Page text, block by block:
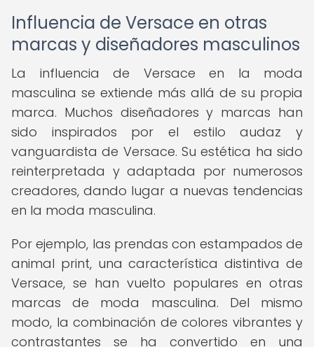
Influencia de Versace en otras
marcas y diseñadores masculinos
La influencia de Versace en la moda
masculina se extiende más allá de su propia
marca. Muchos diseñadores y marcas han
sido inspirados por el estilo audaz y
vanguardista de Versace. Su estética ha sido
reinterpretada y adaptada por numerosos
creadores, dando lugar a nuevas tendencias
en la moda masculina.
Por ejemplo, las prendas con estampados de
animal print, una característica distintiva de
Versace, se han vuelto populares en otras
marcas de moda masculina. Del mismo
modo, la combinación de colores vibrantes y
contrastantes se ha convertido en una